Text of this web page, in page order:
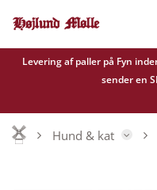
Levering af paller på Fyn
sender en
Hund & kat